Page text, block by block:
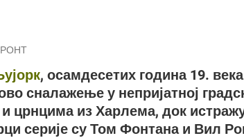
, осамдесетих година 19.
сналажење у непријатној
црнцима из Харлема, док
серије су Том Фонтана и Вил